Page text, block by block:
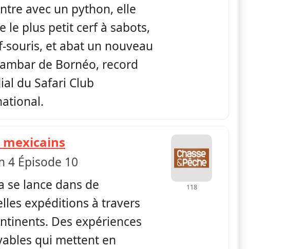
avec un python, elle
le plus petit cerf à sabots,
souris, et abat un nouveau
de Bornéo, record
du Safari Club
mexicains — La Globe-Trotteuse Chasse & Pêche
4 Épisode 10
se lance dans de
expéditions à travers
Des expériences
qui mettent en
118